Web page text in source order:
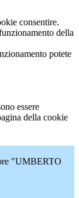
consentire.
della
potete
essere
della cookie
"UMBERTO